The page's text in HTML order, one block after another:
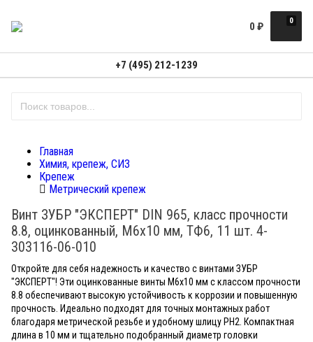
0
0 ₽
+7 (495) 212-1239
Главная
Химия, крепеж, СИЗ
Крепеж
Метрический крепеж
Винт ЗУБР "ЭКСПЕРТ" DIN 965, класс прочности
8.8, оцинкованный, M6x10 мм, ТФ6, 11 шт. 4-
303116-06-010
Откройте для себя надежность и качество с винтами ЗУБР
"ЭКСПЕРТ"! Эти оцинкованные винты M6x10 мм с классом прочности
8.8 обеспечивают высокую устойчивость к коррозии и повышенную
прочность. Идеально подходят для точных монтажных работ
благодаря метрической резьбе и удобному шлицу PH2. Компактная
длина в 10 мм и тщательно подобранный диаметр головки